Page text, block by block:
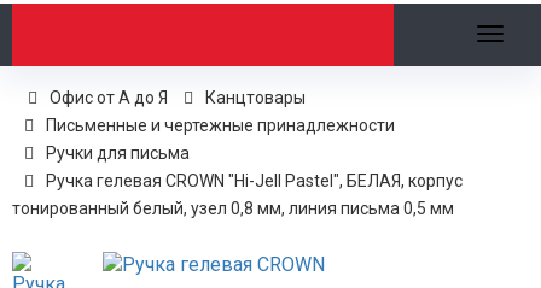
Офис от А до Я
Канцтовары
Письменные и чертежные принадлежности
Ручки для письма
Ручка гелевая CROWN "Hi-Jell Pastel", БЕЛАЯ, корпус
тонированный белый, узел 0,8 мм, линия письма 0,5 мм